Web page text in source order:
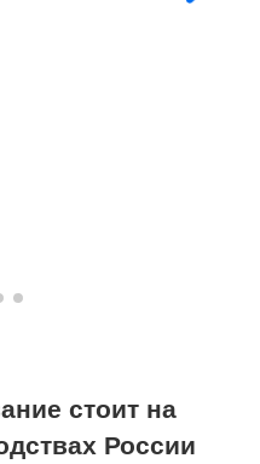
стоит на
России